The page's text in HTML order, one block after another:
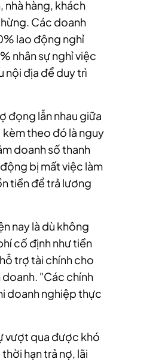
hàng, khách
Các doanh
lao động nghỉ
nhân sự nghỉ việc
nội địa để duy trì
đọng lẫn nhau giữa
kèm theo đó là nguy
doanh số thanh
bị mất việc làm
tiền để trả lương
nay là dù không
cố định như tiền
trợ tài chính cho
"Các chính
doanh nghiệp thực
vượt qua được khó
hạn trả nợ, lãi